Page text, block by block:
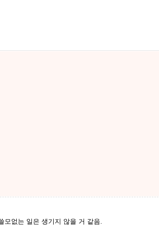
모없는 일은 생기지 않을 거 같음.